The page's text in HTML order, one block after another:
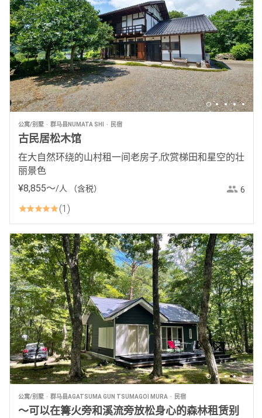
公寓/别墅 群马县NUMATA SHI 民宿
古民居松木馆
在大自然环绕的山村租一间老房子,欣赏梯田和星空的壮
丽景色
¥8,855〜/人 （含税） 6
1
公寓/别墅 群马县AGATSUMA GUN TSUMAGOI MURA 民宿
～可以在篝火旁和溪流旁放松身心的森林租赁别